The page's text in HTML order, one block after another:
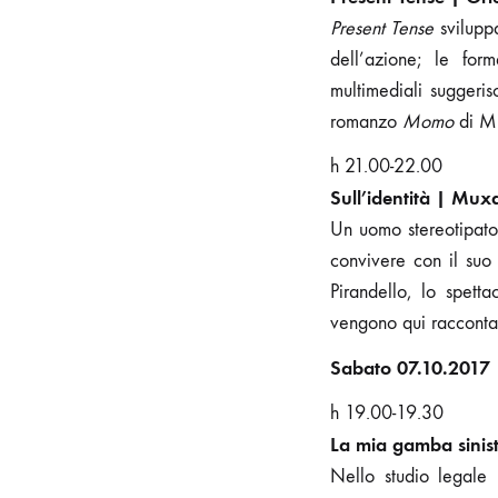
Present Tense
dell’azione; le
multimediali
romanzo Momodi
h 21.00-22.00
Sull’identità |
Un uomo
convivere con il
Pirandello, lo
vengono qui
Sabato 07.10.2017
h 19.00-19.30
La mia gamba
Nello studio legale